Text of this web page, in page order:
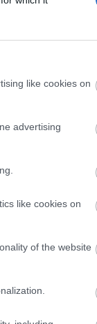
like cookies on
advertising
like cookies on
of the website
τις δύο
των ορίων που
δυνατή η
του
Σύσταση 2003/
των
στον